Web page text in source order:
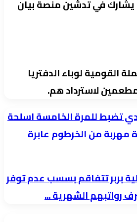
يشارك في تدشين منصة بيان
القومية لوباء الدفتريا
لاسترداد هم.
تضبط للمرة الخامسة اسلحة
مهربة من الخرطوم عابرة
بربر تتفاقم بسسب عدم توفر
رواتبهم الشهرية ...